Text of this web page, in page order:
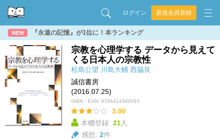
ログイン 新規会員登録
NEW 『永遠の記憶』が1位に！本ランキング
宗教を心理学する データから見えて
くる日本人の宗教性
松島公望 川島大輔 西脇良
誠信書房
(2016.07.25)
ISBN・EAN: 9784414300093
3.00
本棚登録: 21人
感想: 2件